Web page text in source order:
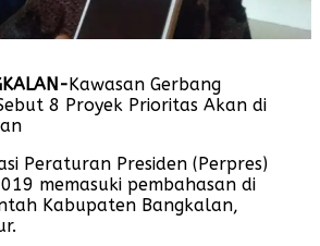
Kawasan Gerbang
8 Proyek Prioritas Akan di
Peraturan Presiden (Perpres)
memasuki pembahasan di
Kabupaten Bangkalan,